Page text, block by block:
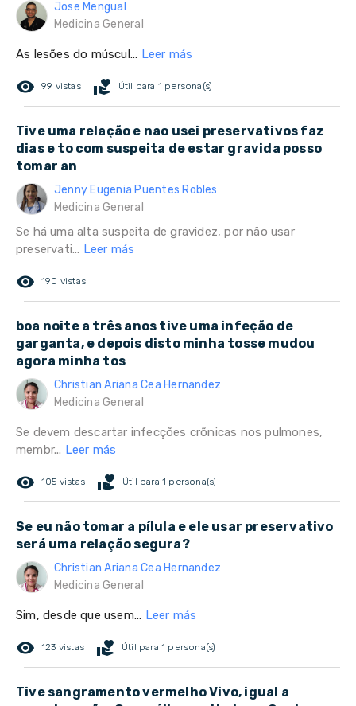
Jose Mengual
Medicina General
As lesões do múscul... Leer más
remove_red_eye 99 vistas volunteer_activism Útil para 1 persona(s)
Tive uma relação e nao usei preservativos faz
dias e to com suspeita de estar gravida posso
tomar an
Jenny Eugenia Puentes Robles
Medicina General
Se há uma alta suspeita de gravidez, por não usar
preservati... Leer más
remove_red_eye 190 vistas
boa noite a três anos tive uma infeção de
garganta, e depois disto minha tosse mudou
agora minha tos
Christian Ariana Cea Hernandez
Medicina General
Se devem descartar infecções crõnicas nos pulmones,
membr... Leer más
remove_red_eye 105 vistas volunteer_activism Útil para 1 persona(s)
Se eu não tomar a pílula e ele usar preservativo
será uma relação segura?
Christian Ariana Cea Hernandez
Medicina General
Sim, desde que usem... Leer más
remove_red_eye 123 vistas volunteer_activism Útil para 1 persona(s)
Tive sangramento vermelho Vivo, igual a